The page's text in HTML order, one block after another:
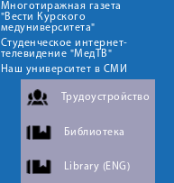
Многотиражная газета
"Вести Курского
медуниверситета"
Студенческое интернет-
телевидение "МедТВ"
Наш университет в СМИ
Трудоустройство
Библиотека
Library (ENG)